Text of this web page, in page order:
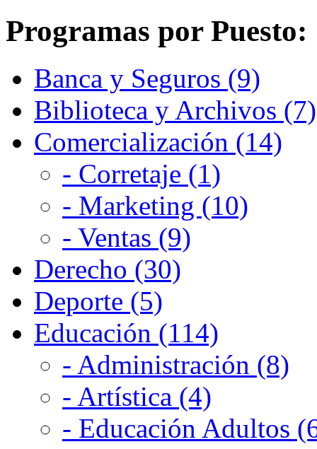
Programas por Puesto:
Banca y Seguros (9)
Biblioteca y Archivos (7)
Comercialización (14)
- Corretaje (1)
- Marketing (10)
- Ventas (9)
Derecho (30)
Deporte (5)
Educación (114)
- Administración (8)
- Artística (4)
- Educación Adultos